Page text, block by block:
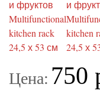
Цена: 750